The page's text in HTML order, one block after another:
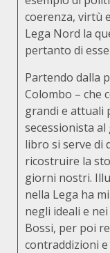
coerenza, virtù
Lega Nord la
pertanto di
Partendo dalla
Colombo – che
grandi e attuali
secessionista
libro si serve di
ricostruire la
giorni nostri.
nella Lega ha
negli ideali e
Bossi, per poi
contraddizioni